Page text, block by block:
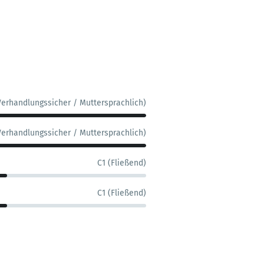
/ Muttersprachlich)
/ Muttersprachlich)
C1 (Fließend)
C1 (Fließend)